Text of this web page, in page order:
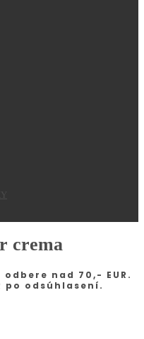
crema
nad 70,- EUR.
po odsúhlasení.